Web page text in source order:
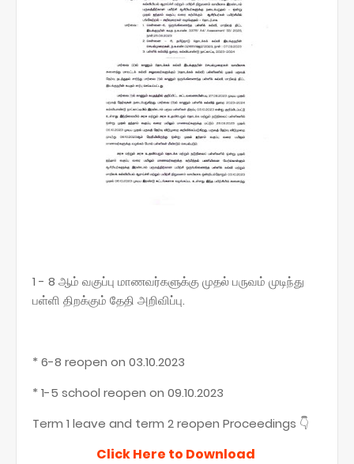
1 - 8 ஆம் வகுப்பு மாணவர்களுக்கு முதல் பருவம் முடிந்து
பள்ளி திறக்கும் தேதி அறிவிப்பு.
* 6-8 reopen on 03.10.2023
* 1-5 school reopen on 09.10.2023
Term 1 leave and term 2 reopen Proceedings 👇
Click Here to Download